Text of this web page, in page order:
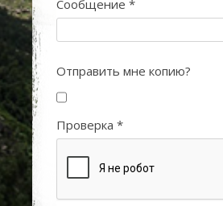
Сообщение *
Отправить мне копию?
Проверка *